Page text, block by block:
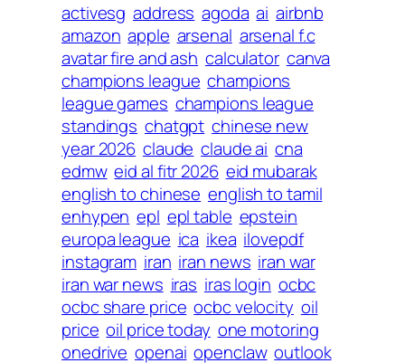
activesg address agoda ai airbnb
amazon apple arsenal arsenal f.c
avatar fire and ash calculator canva
champions league champions
league games champions league
standings chatgpt chinese new
year 2026 claude claude ai cna
edmw eid al fitr 2026 eid mubarak
english to chinese english to tamil
enhypen epl epl table epstein
europa league ica ikea ilovepdf
instagram iran iran news iran war
iran war news iras iras login ocbc
ocbc share price ocbc velocity oil
price oil price today one motoring
onedrive openai openclaw outlook